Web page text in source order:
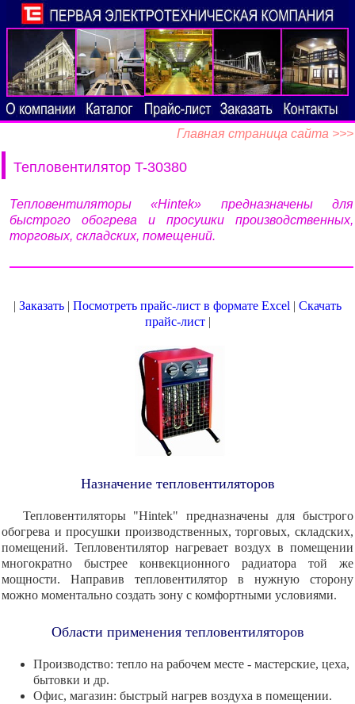
Главная страница сайта >>>
Тепловентилятор T-30380
Тепловентиляторы «Hintek» предназначены для
быстрого обогрева и просушки производственных,
торговых, складских, помещений.
| Заказать | Посмотреть прайс-лист в формате Excel | Скачать
прайс-лист|
Назначение тепловентиляторов
Тепловентиляторы "Hintek" предназначены для быстрого
обогрева и просушки производственных, торговых, складских,
помещений. Тепловентилятор нагревает воздух в помещении
многократно быстрее конвекционного радиатора той же
мощности. Направив тепловентилятор в нужную сторону
можно моментально создать зону с комфортными условиями.
Области применения тепловентиляторов
Производство: тепло на рабочем месте - мастерские, цеха,
бытовки и др.
Офис, магазин: быстрый нагрев воздуха в помещении.